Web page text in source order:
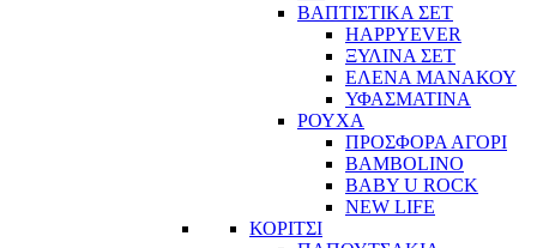
ΒΑΠΤΙΣΤΙΚΑ ΣΕΤ
HAPPYEVER
ΞΥΛΙΝΑ ΣΕΤ
ΕΛΕΝΑ ΜΑΝΑΚΟΥ
ΥΦΑΣΜΑΤΙΝΑ
ΡΟΥΧΑ
ΠΡΟΣΦΟΡΑ ΑΓΟΡΙ
BAMBOLINO
BABY U ROCK
NEW LIFE
ΚΟΡΙΤΣΙ